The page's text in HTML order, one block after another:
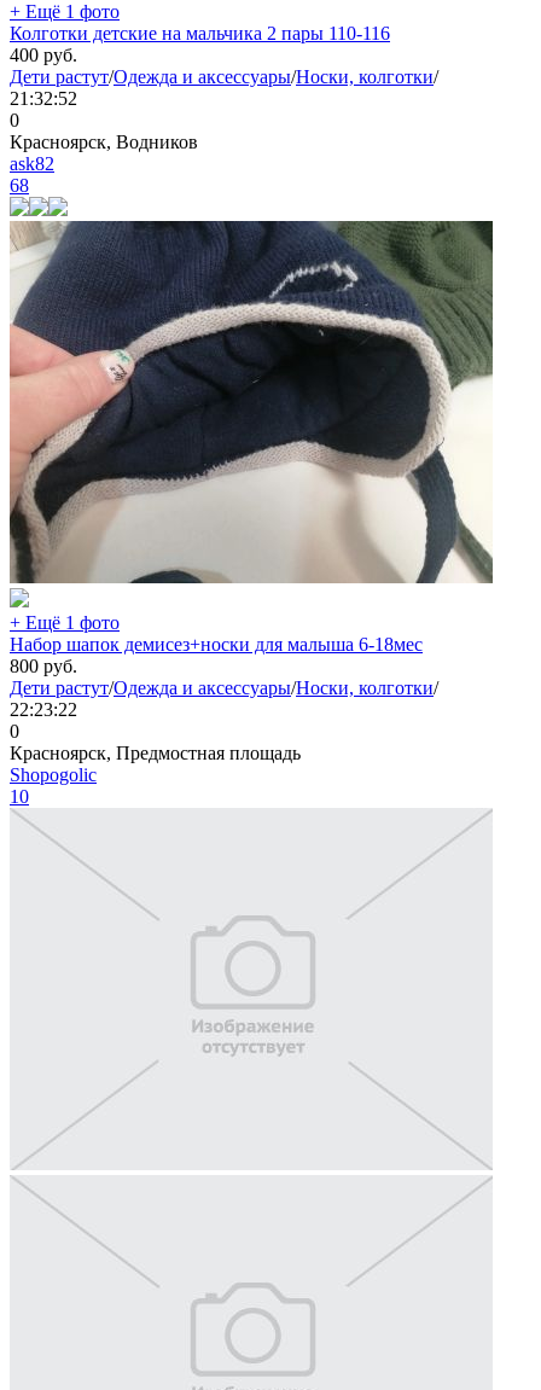
+ Ещё 1 фото
Колготки детские на мальчика 2 пары 110-116
400 руб.
Дети растут/Одежда и аксессуары/Носки, колготки/
21:32:52
0
Красноярск, Водников
ask82
68
+ Ещё 1 фото
Набор шапок демисез+носки для малыша 6-18мес
800 руб.
Дети растут/Одежда и аксессуары/Носки, колготки/
22:23:22
0
Красноярск, Предмостная площадь
Shopogolic
10